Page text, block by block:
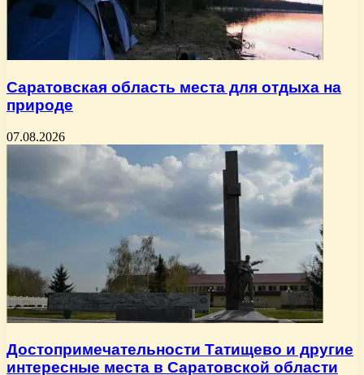
Саратовская область места для отдыха на
природе
07.08.2026
Достопримечательности Татищево и другие
интересные места в Саратовской области